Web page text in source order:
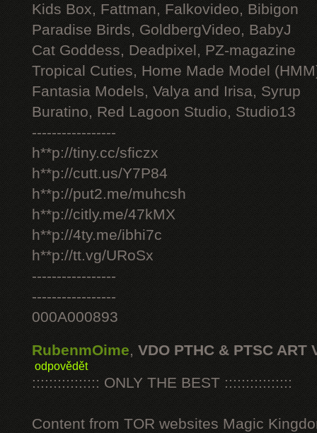
Kids Box, Fattman, Falkovideo, Bibigon
Paradise Birds, GoldbergVideo, BabyJ
Cat Goddess, Deadpixel, PZ-magazine
Tropical Cuties, Home Made Model
Fantasia Models, Valya and Irisa, Syrup
Buratino, Red Lagoon Studio, Studio13
-----------------
h**p://tiny.cc/sficzx
h**p://cutt.us/Y7P84
h**p://put2.me/muhcsh
h**p://citly.me/47kMX
h**p://4ty.me/ibhi7c
h**p://tt.vg/URoSx
-----------------
-----------------
000A000893
RubenmOime, VDO PTHC & PTSC ART
odpovědět
:::::::::::::::: ONLY THE BEST ::::::::::::::::
Content from TOR websites Magic